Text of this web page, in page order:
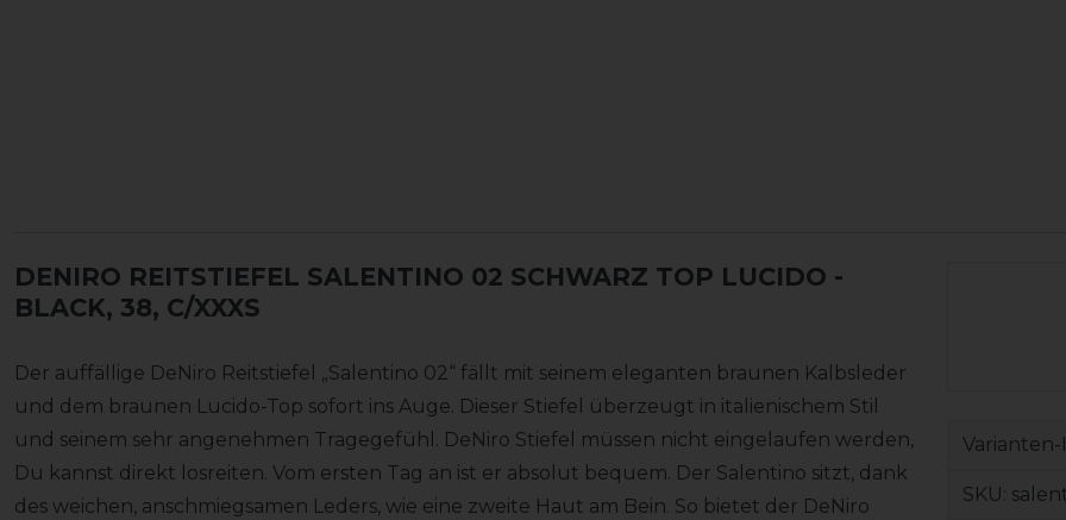
DENIRO REITSTIEFEL SALENTINO 02 SCHWARZ TOP LUCIDO -
BLACK, 38, C/XXXS
Der auffällige DeNiro Reitstiefel „Salentino 02“ fällt mit seinem eleganten braunen Kalbsleder
und dem braunen Lucido-Top sofort ins Auge. Dieser Stiefel überzeugt in italienischem Stil
und seinem sehr angenehmen Tragegefühl. DeNiro Stiefel müssen nicht eingelaufen werden,
Du kannst direkt losreiten. Vom ersten Tag an ist er absolut bequem. Der Salentino sitzt, dank
des weichen, anschmiegsamen Leders, wie eine zweite Haut am Bein. So bietet der DeNiro
Varianten-
SKU: